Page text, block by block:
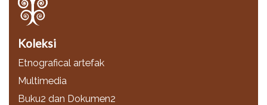
Koleksi
Etnografical artefak
Multimedia
Buku2 dan Dokumen2